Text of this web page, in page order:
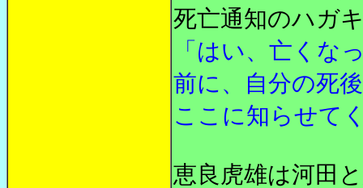
死亡通知のハガ
「はい、亡くな
前に、自分の死
ここに知らせて
恵良虎雄は河田